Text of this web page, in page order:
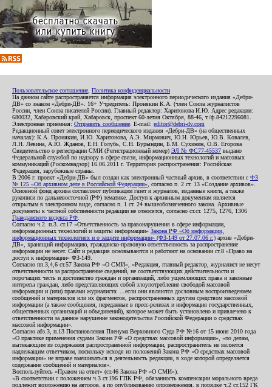
Пользовательское соглашение Политика конфиденциальности
На данном сайте распространяется информация электронного периодического издания «Дебри-
ДВ» со знаком «Дебри-ДВ». 16+ Учредитель: Пронякин К.А. (член Союза журналистов
России, член Союза писателей России). Главный редактор: Харитонова И.Ю. Адрес редакции:
680032, Хабаровский край, Хабаровск, проспект 60-летия Октября, 88-46, т./ф.84212296081.
Электронная приемная: Отправить сообщение . E-mail: editor@debri-dv.com
Редакционный совет электронного периодического издания «Дебри-ДВ» (на общественных
началах): К.А. Пронякин, И.Ю. Харитонова, А.Э. Мирмович, Ю.Н. Юрьев, Ю.В. Ковалев,
Л.Н. Левина, А.Ю. Жданов, Е.Н. Голубь, С.Н. Бурындин, Б.М. Сухинин, О.В. Егорова
Свидетельство о регистрации СМИ (Регистрационный номер) ЭЛ № ФС77-45537 выдано
Федеральной службой по надзору в сфере связи, информационных технологий и массовых
коммуникаций (Роскомнадзор) 16.06.2011 г. Территория распространения: Российская
Федерация, зарубежные страны.
В 2006 г. проект «Дебри-ДВ» был создан как электронный частный архив, в соответствии с ФЗ
№ 125 «Об архивном деле в Российской Федерации» , согласно п. 2 ст. 13 «Создание архивов».
Основной фонд архива составляют публикации газет и журналов, изданные книги, а также
рукописи по дальневосточной (РФ) тематике. Доступ к архивным документам является
открытым в электронном виде, согласно п. 1 ст. 24 вышеобозначенного закона. Архивные
документы к частной собственности редакции не относятся, согласно ст.ст. 1275, 1276, 1306
Гражданского кодекса РФ
Согласно ч.2. п.3. ст.17 «Ответственность за правонарушения в сфере информации,
информационных технологий и защиты информации» Закона РФ «Об информации,
информационных технологиях и о защите информации» (ФЗ-149 от 27.07.06 г.) архив «Дебри-
ДВ», хранящий информацию, гражданско-правовую ответственность за распространение
информации не несет. Сайт и редакция основываются и работают на основании ст.8 «Право на
доступ к информации» ФЗ-149.
Согласно пп.3,4,6 ст.57 Закона РФ «О СМИ», «Редакция, главный редактор, журналист не несут
ответственности за распространение сведений, не соответствующих действительности и
порочащих честь и достоинство граждан и организаций, либо ущемляющих права и законные
интересы граждан, либо представляющих собой злоупотребление свободой массовой
информации и (или) правами журналиста: ...если они являются дословным воспроизведением
сообщений и материалов или их фрагментов, распространенных другим средством массовой
информации (а также сообщения, переданные в пресс-релизах и информация государственных,
общественных организаций и объединений), которое может быть установлено и привлечено к
ответственности за данное нарушение законодательства Российской Федерации о средствах
массовой информации».
Согласно абз.3, п.13 Постановления Пленума Верховного Суда РФ №16 от 15 июня 2010 года
«О практике применения судами Закона РФ «О средствах массовой информации», «по делам,
вытекающим из содержания распространенной информации, распространитель не является
надлежащим ответчиком, поскольку исходя из положений Закона РФ «О средствах массовой
информации» не вправе вмешиваться в деятельность редакции, в ходе которой определяется
содержание сообщений и материалов».
Воспользуйтесь «Правом на ответ» (ст.46 Закона РФ «О СМИ»).
«В соответствии с положением ч.3 ст.196 ГПК РФ, обязанность компенсации морального вреда
подлежит возложению на авторов, а по опубликованию опровержения, в порядке ч.2 ст.152 ГК